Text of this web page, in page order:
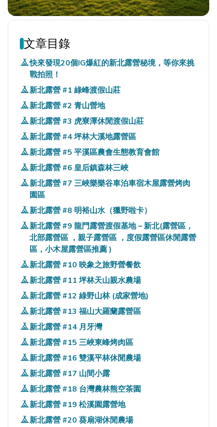
文章目錄
快來發現20個IG爆紅的新北露營秘境，等你來挑
戰拍照！
新北露營 #1 綠峰渡假山莊
新北露營 #2 青山營地
新北露營 #3 虎寮潭休閒渡假山莊
新北露營 #4 坪林大溪地露營區
新北露營 #5 平溪區農會生態教育會館
新北露營 #6 皇后鎮森林三峽
新北露營 #7 三峽樂樂谷車泊車宿木屋露營烤肉
園區
新北露營 #8 明裕山水（獵野啦卡）
新北露營 #9 龍門露營渡假基地－新北(露營區，
北部露營區 ，親子露營區 ，度假露營區休閒露營
區，小木屋露營區推薦 )
新北露營 #10 映象之旅野營餐飲
新北露營 #11 坪林天山親水農場
新北露營 #12 綠野山林 (成家營地)
新北露營 #13 福山大羅蘭露營區
新北露營 #14 月牙灣
新北露營 #15 三峽東峰烤肉區
新北露營 #16 雙溪平林休閒農場
新北露營 #17 山間小露
新北露營 #18 台灣農林熊空茶園
新北露營 #19 松溪園露營地
新北露營 #20 葵扇湖休閒農場